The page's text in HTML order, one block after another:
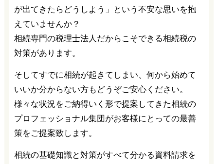
が出てきたらどうしよう」という不安な思いを抱
えていませんか？
相続専門の税理士法人だからこそできる相続税の
対策があります。
そしてすでに相続が起きてしまい、何から始めて
いいか分からない方もどうぞご安心ください。
様々な状況をご納得いく形で提案してきた相続の
プロフェッショナル集団がお客様にとっての最善
策をご提案致します。
相続の基礎知識と対策がすべて分かる資料請求を